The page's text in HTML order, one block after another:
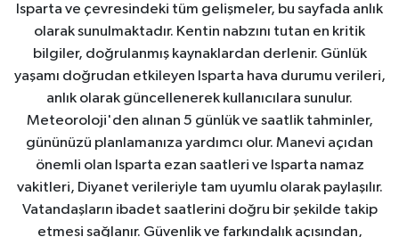
Isparta ve çevresindeki tüm gelişmeler, bu sayfada anlık
olarak sunulmaktadır. Kentin nabzını tutan en kritik
bilgiler, doğrulanmış kaynaklardan derlenir. Günlük
yaşamı doğrudan etkileyen Isparta hava durumu verileri,
anlık olarak güncellenerek kullanıcılara sunulur.
Meteoroloji'den alınan 5 günlük ve saatlik tahminler,
gününüzü planlamanıza yardımcı olur. Manevi açıdan
önemli olan Isparta ezan saatleri ve Isparta namaz
vakitleri, Diyanet verileriyle tam uyumlu olarak paylaşılır.
Vatandaşların ibadet saatlerini doğru bir şekilde takip
etmesi sağlanır. Güvenlik ve farkındalık açısından,